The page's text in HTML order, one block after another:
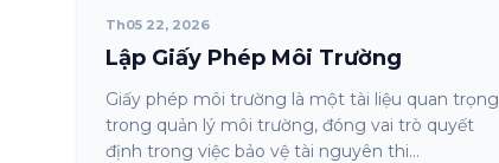
Th05 22, 2026
Lập Giấy Phép Môi Trường
Giấy phép môi trường là một tài liệu quan trọng
trong quản lý môi trường, đóng vai trò quyết
định trong việc bảo vệ tài nguyên thi...